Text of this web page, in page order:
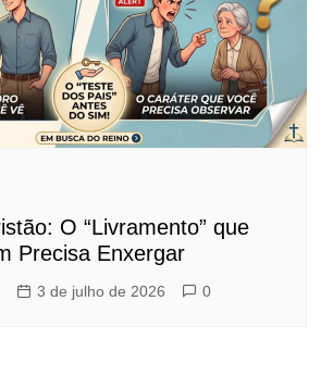
O “Livramento” que
Precisa Enxergar
3 de julho de 2026 0